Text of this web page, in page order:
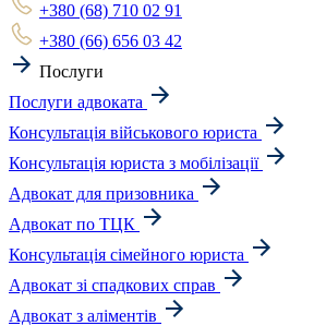
+380 (68) 710 02 91
+380 (66) 656 03 42
Послуги
Послуги адвоката
Консультація військового юриста
Консультація юриста з мобілізації
Адвокат для призовника
Адвокат по ТЦК
Консультація сімейного юриста
Адвокат зі спадкових справ
Адвокат з аліментів